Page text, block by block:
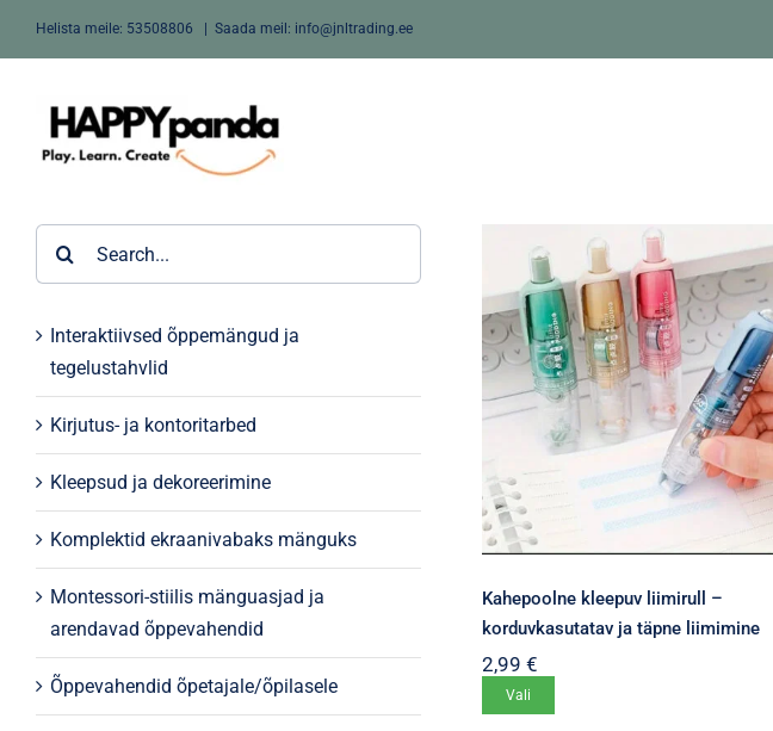
Helista meile: 53508806 Saada meil: info@jnltrading.ee
Interaktiivsed õppemängud ja
tegelustahvlid
Kirjutus- ja kontoritarbed
Kleepsud ja dekoreerimine
Komplektid ekraanivabaks mänguks
Montessori-stiilis mänguasjad ja
arendavad õppevahendid
Õppevahendid õpetajale/õpilasele
Kahepoolne kleepuv liimirull –
korduvkasutatav ja täpne liimimine
2,99 €
Vali